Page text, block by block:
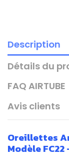
Description
Détails du
FAQ AIRTUBE
Avis clients
Oreillettes
Modèle